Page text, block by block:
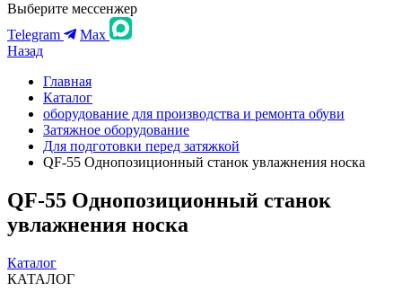
Выберите мессенжер
Telegram
Max
Назад
Главная
Каталог
оборудование для производства и ремонта обуви
Затяжное оборудование
Для подготовки перед затяжкой
QF-55 Однопозиционный станок увлажнения носка
QF-55 Однопозиционный станок
увлажнения носка
Каталог
КАТАЛОГ